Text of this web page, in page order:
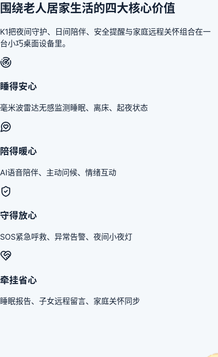
围绕老人居家生活的四大核心价值
K1把夜间守护、日间陪伴、安全提醒与家庭远程关怀组合在一
台小巧桌面设备里。
睡得安心
毫米波雷达无感监测睡眠、离床、起夜状态
陪得暖心
AI语音陪伴、主动问候、情绪互动
守得放心
SOS紧急呼救、异常告警、夜间小夜灯
牵挂省心
睡眠报告、子女远程留言、家庭关怀同步